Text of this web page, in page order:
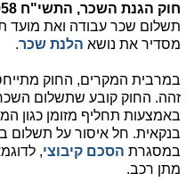
חוק הגנת השכר, התשי"ח 1958
תשלום שכר עבודה ואת מועד
מסדיר את נושא הלנת שכר.
במרבית המקרים, החוק
זהה. החוק קובע שתשלום השכר
באמצעות תחליף מזומן כגון
בנקאית. חל איסור על
במסגרת הסכם קיבוצי,
מתן רכב.